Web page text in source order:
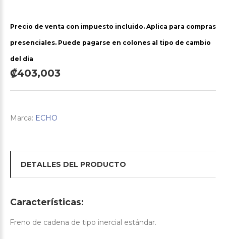
Precio de venta con impuesto incluido. Aplica para compras
presenciales. Puede pagarse en colones al tipo de cambio
del dia
₡403,003
Marca: ECHO
DETALLES DEL PRODUCTO
Características:
Freno de cadena de tipo inercial estándar.